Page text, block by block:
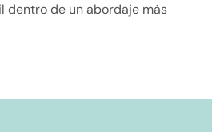
dentro de un abordaje más